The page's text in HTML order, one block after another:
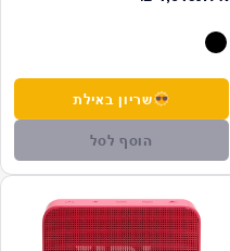
שריון באילת
הוסף לסל